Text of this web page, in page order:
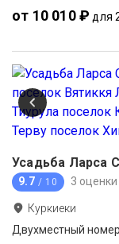
от 10 010 ₽ для
Усадьба Ларса
9.7 / 10 3 оценки
Куркиеки
Двухместный